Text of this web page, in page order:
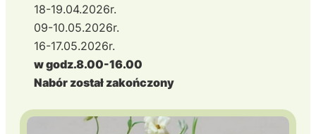
18-19.04.2026r.
09-10.05.2026r.
16-17.05.2026r.
w godz.8.00-16.00
Nabór został zakończony